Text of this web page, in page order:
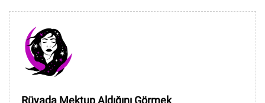
Rüyada Mektup Aldığını Görmek